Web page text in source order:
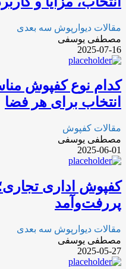
مقالات دیوارپوش سه بعدی
مصطفی یوسفی
2025-07-16
کدام نوع کفپوش
انتخاب برای هر فضا
مقالات کفپوش
مصطفی یوسفی
2025-06-01
کفپوش اداری
پررفت‌و‌آمد
مقالات دیوارپوش سه بعدی
مصطفی یوسفی
2025-05-27